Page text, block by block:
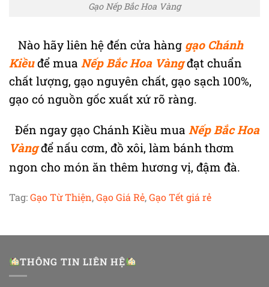
Gạo Nếp Bắc Hoa Vàng
Nào hãy liên hệ đến cửa hàng gạo Chánh
Kiềuđể mua Nếp Bắc Hoa Vàngđạt chuẩn
chất lượng, gạo nguyên chất, gạo sạch 100%,
gạo có nguồn gốc xuất xứ rõ ràng.
Đến ngay gạo Chánh Kiều mua Nếp Bắc Hoa
Vàng để nấu cơm, đồ xôi, làm bánh thơm
ngon cho món ăn thêm hương vị, đậm đà.
Tag:Gạo Từ Thiện,Gạo Giá Rẻ,Gạo Tết giá rẻ
THÔNG TIN LIÊN HỆ